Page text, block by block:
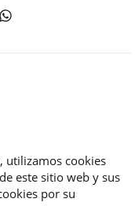
utilizamos cookies
este sitio web y sus
por su